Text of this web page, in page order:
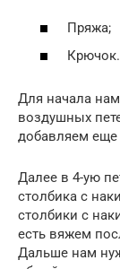
Пряжа;
Крючок.
Для начала
воздушных
добавляем еще
Далее в 4-ую
столбика с
столбики с
есть вяжем
Дальше нам